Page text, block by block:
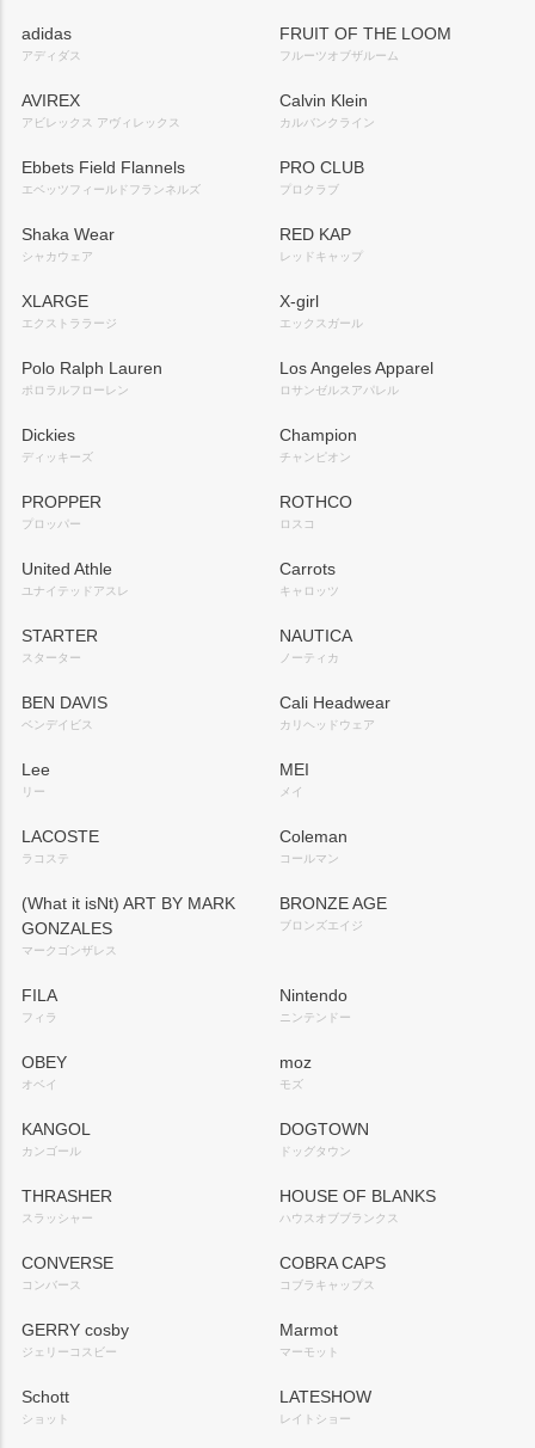
adidas
アディダス
FRUIT OF THE LOOM
フルーツオブザルーム
AVIREX
アビレックス アヴィレックス
Calvin Klein
カルバンクライン
Ebbets Field Flannels
エベッツフィールドフランネルズ
PRO CLUB
プロクラブ
Shaka Wear
シャカウェア
RED KAP
レッドキャップ
XLARGE
エクストララージ
X-girl
エックスガール
Polo Ralph Lauren
ポロラルフローレン
Los Angeles Apparel
ロサンゼルスアパレル
Dickies
ディッキーズ
Champion
チャンピオン
PROPPER
プロッパー
ROTHCO
ロスコ
United Athle
ユナイテッドアスレ
Carrots
キャロッツ
STARTER
スターター
NAUTICA
ノーティカ
BEN DAVIS
ベンデイビス
Cali Headwear
カリヘッドウェア
Lee
リー
MEI
メイ
LACOSTE
ラコステ
Coleman
コールマン
(What it isNt) ART BY MARK
GONZALES
マークゴンザレス
BRONZE AGE
ブロンズエイジ
FILA
フィラ
Nintendo
ニンテンドー
OBEY
オベイ
moz
モズ
KANGOL
カンゴール
DOGTOWN
ドッグタウン
THRASHER
スラッシャー
HOUSE OF BLANKS
ハウスオブブランクス
CONVERSE
コンバース
COBRA CAPS
コブラキャップス
GERRY cosby
ジェリーコスビー
Marmot
マーモット
Schott
ショット
LATESHOW
レイトショー